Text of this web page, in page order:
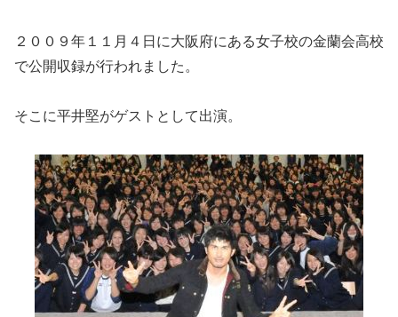
２００９年１１月４日に大阪府にある女子校の金蘭会高校
で公開収録が行われました。
そこに平井堅がゲストとして出演。